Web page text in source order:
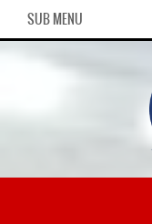
SUB MENU